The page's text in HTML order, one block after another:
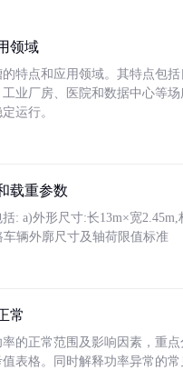
领域
特点和应用领域。其特点包
业厂房、医院和数据中心等
运行。
载重参数
: a)外形尺寸:长13m×宽
辆外廓尺寸及轴荷限值标准
常
的正常范围及影响因素，重
表格。同时解释功率异常的